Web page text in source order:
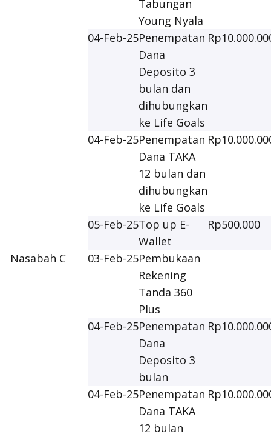
Tabungan
Young Nyala
04-Feb-25Penempatan
Dana
Deposito 3
bulan dan
dihubungkan
ke Life Goals
04-Feb-25Penempatan
Dana TAKA
12 bulan dan
dihubungkan
ke Life Goals
05-Feb-25Top up E-
Wallet
Rp500.000
Nasabah C 03-Feb-25Pembukaan
Rekening
Tanda 360
Plus
04-Feb-25Penempatan
Dana
Deposito 3
bulan
04-Feb-25Penempatan
Dana TAKA
12 bulan